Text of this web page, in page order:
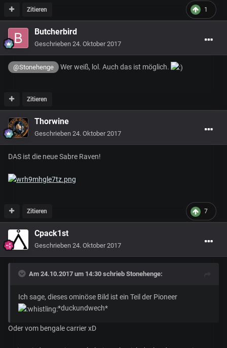
1
Zitieren
Butcherbird
Geschrieben 24. Oktober 2017
@Stonehenge Wer weiß, lol. Auch das ist möglich.
Zitieren
Thorwine
Geschrieben 24. Oktober 2017
DAS ist die neue Sabre Raven!
7
Zitieren
Cpack1st
Geschrieben 24. Oktober 2017
Am 24.10.2017 um 14:30 schrieb Stonehenge:
Ich sage, dieses ominöse Bild ist ein Teil der Pioneer
*duckundwech*
Oder vom bengale carrier xD